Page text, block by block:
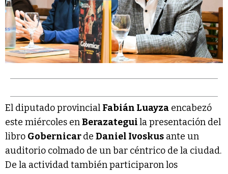
El diputado provincial Fabián Luayza encabezó
este miércoles enBerazateguila presentación del
libro Gobernicarde Daniel Ivoskus ante un
auditorio colmado de un bar céntrico de la ciudad.
De la actividad también participaron los